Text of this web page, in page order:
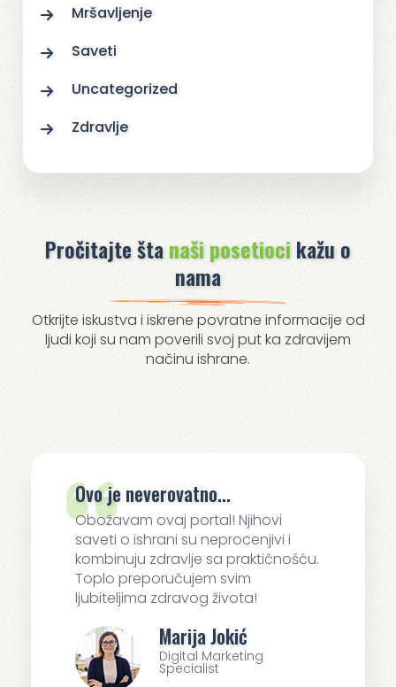
Mršavljenje
Saveti
Uncategorized
Zdravlje
Pročitajte štanaši posetiocikažu o
nama
Otkrijte iskustva i iskrene povratne informacije od
ljudi koji su nam poverili svoj put ka zdravijem
načinu ishrane.
Ovo je neverovatno...
Obožavam ovaj portal! Njihovi
saveti o ishrani su neprocenjivi i
kombinuju zdravlje sa praktičnošću.
Toplo preporučujem svim
ljubiteljima zdravog života!
Marija Jokić
Digital Marketing
Specialist